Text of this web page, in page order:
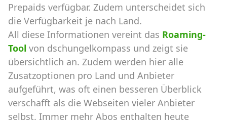
Prepaids verfügbar. Zudem unterscheidet sich
die Verfügbarkeit je nach Land.
All diese Informationen vereint das Roaming-
Tool von dschungelkompass und zeigt sie
übersichtlich an. Zudem werden hier alle
Zusatzoptionen pro Land und Anbieter
aufgeführt, was oft einen besseren Überblick
verschafft als die Webseiten vieler Anbieter
selbst. Immer mehr Abos enthalten heute